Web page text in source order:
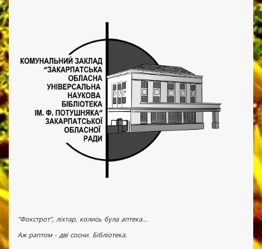
"Фокстрот", ліхтар, колись була аптека...
Аж раптом - дві сосни. Бібліотека.